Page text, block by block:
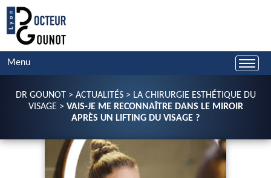
Menu
DR GOUNOT > ACTUALITÉS> LA CHIRURGIE ESTHÉTIQUE DU
VISAGE> VAIS-JE ME RECONNAÎTRE DANS LE MIROIR
APRÈS UN LIFTING DU VISAGE ?